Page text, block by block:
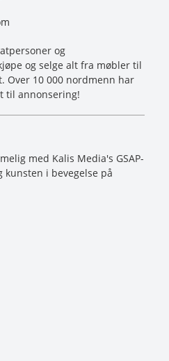
og
og selge alt fra møbler til
Over 10 000 nordmenn har
til annonsering!
med Kalis Media's GSAP-
i bevegelse på